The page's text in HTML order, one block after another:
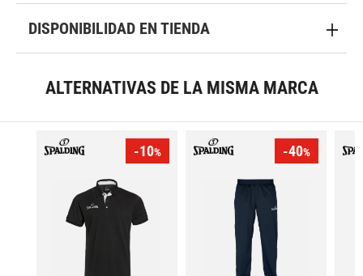
DISPONIBILIDAD EN TIENDA
ALTERNATIVAS DE LA MISMA MARCA
-10% -40%